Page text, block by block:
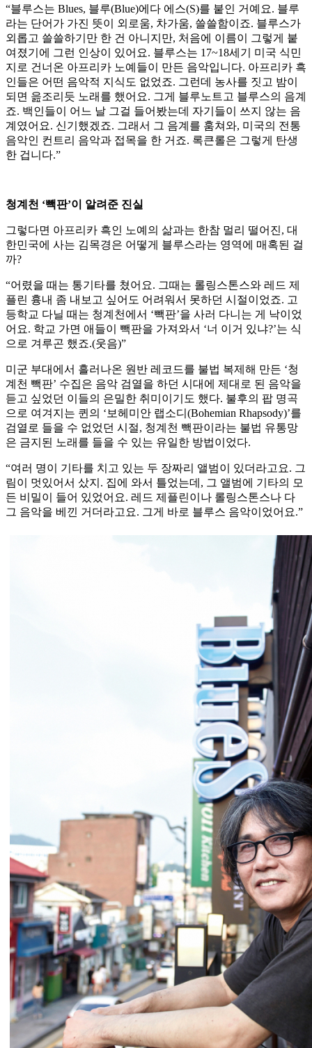
“블루스는 Blues, 블루(Blue)에다 에스(S)를 붙인 거예요. 블루
라는 단어가 가진 뜻이 외로움, 차가움, 쓸쓸함이죠. 블루스가
외롭고 쓸쓸하기만 한 건 아니지만, 처음에 이름이 그렇게 붙
여졌기에 그런 인상이 있어요. 블루스는 17~18세기 미국 식민
지로 건너온 아프리카 노예들이 만든 음악입니다. 아프리카 흑
인들은 어떤 음악적 지식도 없었죠. 그런데 농사를 짓고 밤이
되면 읊조리듯 노래를 했어요. 그게 블루노트고 블루스의 음계
죠. 백인들이 어느 날 그걸 들어봤는데 자기들이 쓰지 않는 음
계였어요. 신기했겠죠. 그래서 그 음계를 훔쳐와, 미국의 전통
음악인 컨트리 음악과 접목을 한 거죠. 록큰롤은 그렇게 탄생
한 겁니다.”
청계천 ‘빽판’이 알려준 진실
그렇다면 아프리카 흑인 노예의 삶과는 한참 멀리 떨어진, 대
한민국에 사는 김목경은 어떻게 블루스라는 영역에 매혹된 걸
까?
“어렸을 때는 통기타를 쳤어요. 그때는 롤링스톤스와 레드 제
플린 흉내 좀 내보고 싶어도 어려워서 못하던 시절이었죠. 고
등학교 다닐 때는 청계천에서 ‘빽판’을 사러 다니는 게 낙이었
어요. 학교 가면 애들이 빽판을 가져와서 ‘너 이거 있냐?’는 식
으로 겨루곤 했죠.(웃음)”
미군 부대에서 흘러나온 원반 레코드를 불법 복제해 만든 ‘청
계천 빽판’ 수집은 음악 검열을 하던 시대에 제대로 된 음악을
듣고 싶었던 이들의 은밀한 취미이기도 했다. 불후의 팝 명곡
으로 여겨지는 퀸의 ‘보헤미안 랩소디(Bohemian Rhapsody)’를
검열로 들을 수 없었던 시절, 청계천 빽판이라는 불법 유통망
은 금지된 노래를 들을 수 있는 유일한 방법이었다.
“여러 명이 기타를 치고 있는 두 장짜리 앨범이 있더라고요. 그
림이 멋있어서 샀지. 집에 와서 틀었는데, 그 앨범에 기타의 모
든 비밀이 들어 있었어요. 레드 제플린이나 롤링스톤스나 다
그 음악을 베낀 거더라고요. 그게 바로 블루스 음악이었어요.”